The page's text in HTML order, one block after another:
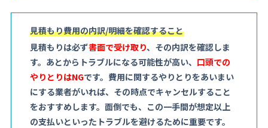
見積もり費用の内訳/明細を確認すること
見積もりは必ず書面で受け取り、その内訳を確認しま
す。あとからトラブルになる可能性が高い、 口頭での
やりとりはNGです。費用に関するやりとりをあいまい
にする業者がいれば、その時点でキャンセルすること
をおすすめします。面倒でも、この一手間が想定以上
の支払いといったトラブルを避けるために重要です。